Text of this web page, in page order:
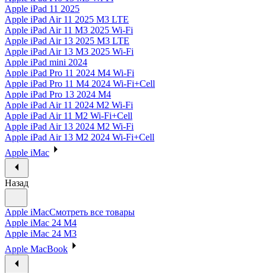
Apple iPad 11 2025
Apple iPad Air 11 2025 M3 LTE
Apple iPad Air 11 M3 2025 Wi-Fi
Apple iPad Air 13 2025 M3 LTE
Apple iPad Air 13 M3 2025 Wi-Fi
Apple iPad mini 2024
Apple iPad Pro 11 2024 M4 Wi-Fi
Apple iPad Pro 11 M4 2024 Wi-Fi+Cell
Apple iPad Pro 13 2024 M4
Apple iPad Air 11 2024 M2 Wi-Fi
Apple iPad Air 11 M2 Wi-Fi+Cell
Apple iPad Air 13 2024 M2 Wi-Fi
Apple iPad Air 13 M2 2024 Wi-Fi+Cell
Apple iMac
Назад
Apple iMacСмотреть все товары
Apple iMac 24 M4
Apple iMac 24 M3
Apple MacBook